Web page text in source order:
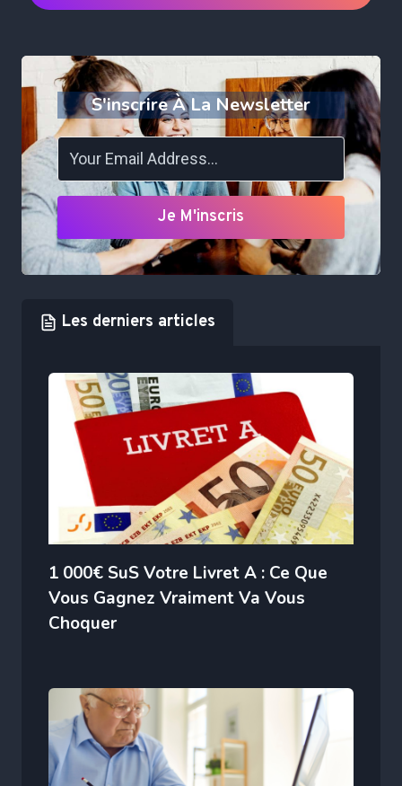
S'inscrire À La Newsletter
Je M'inscris
Les derniers articles
1 000€ SuS Votre Livret A : Ce Que
Vous Gagnez Vraiment Va Vous
Choquer